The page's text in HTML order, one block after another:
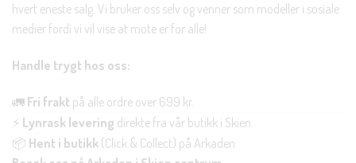
hvert eneste salg. Vi bruker oss selv og venner som modeller i sosiale
medier fordi vi vil vise at mote er for alle!
Handle trygt hos oss:
🚛 Fri frakt på alle ordre over 699 kr.
⚡ Lynrask levering direkte fra vår butikk i Skien.
📦 Hent i butikk (Click & Collect) på Arkaden.